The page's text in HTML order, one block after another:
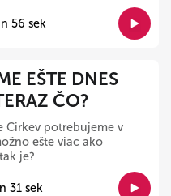
56 sek
EŠTE DNES
ČO?
Cirkev potrebujeme v
ešte viac ako
je?
31 sek